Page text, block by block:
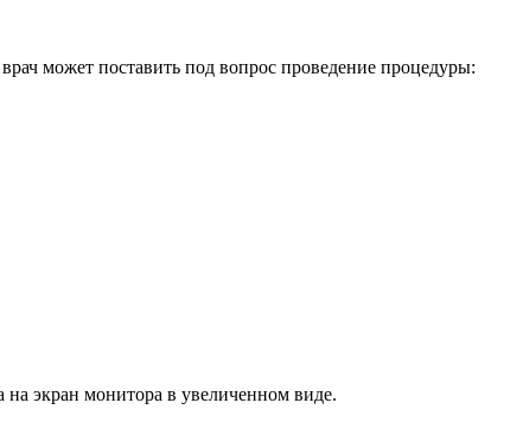
может поставить под вопрос проведение процедуры:
на экран монитора в увеличенном виде.